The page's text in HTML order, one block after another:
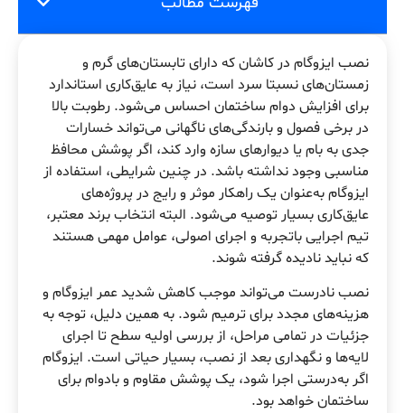
نصب ایزوگام در کاشان که دارای تابستان‌های گرم و
زمستان‌های نسبتا سرد است، نیاز به عایق‌کاری استاندارد
برای افزایش دوام ساختمان احساس می‌شود. رطوبت بالا
در برخی فصول و بارندگی‌های ناگهانی می‌تواند خسارات
جدی به بام یا دیوارهای سازه وارد کند، اگر پوشش محافظ
مناسبی وجود نداشته باشد. در چنین شرایطی، استفاده از
ایزوگام به‌عنوان یک راهکار موثر و رایج در پروژه‌های
عایق‌کاری بسیار توصیه می‌شود. البته انتخاب برند معتبر،
تیم اجرایی باتجربه و اجرای اصولی، عوامل مهمی هستند
که نباید نادیده گرفته شوند.
نصب نادرست می‌تواند موجب کاهش شدید عمر ایزوگام و
هزینه‌های مجدد برای ترمیم شود. به همین دلیل، توجه به
جزئیات در تمامی مراحل، از بررسی اولیه سطح تا اجرای
لایه‌ها و نگهداری بعد از نصب، بسیار حیاتی است. ایزوگام
اگر به‌درستی اجرا شود، یک پوشش مقاوم و بادوام برای
ساختمان خواهد بود.